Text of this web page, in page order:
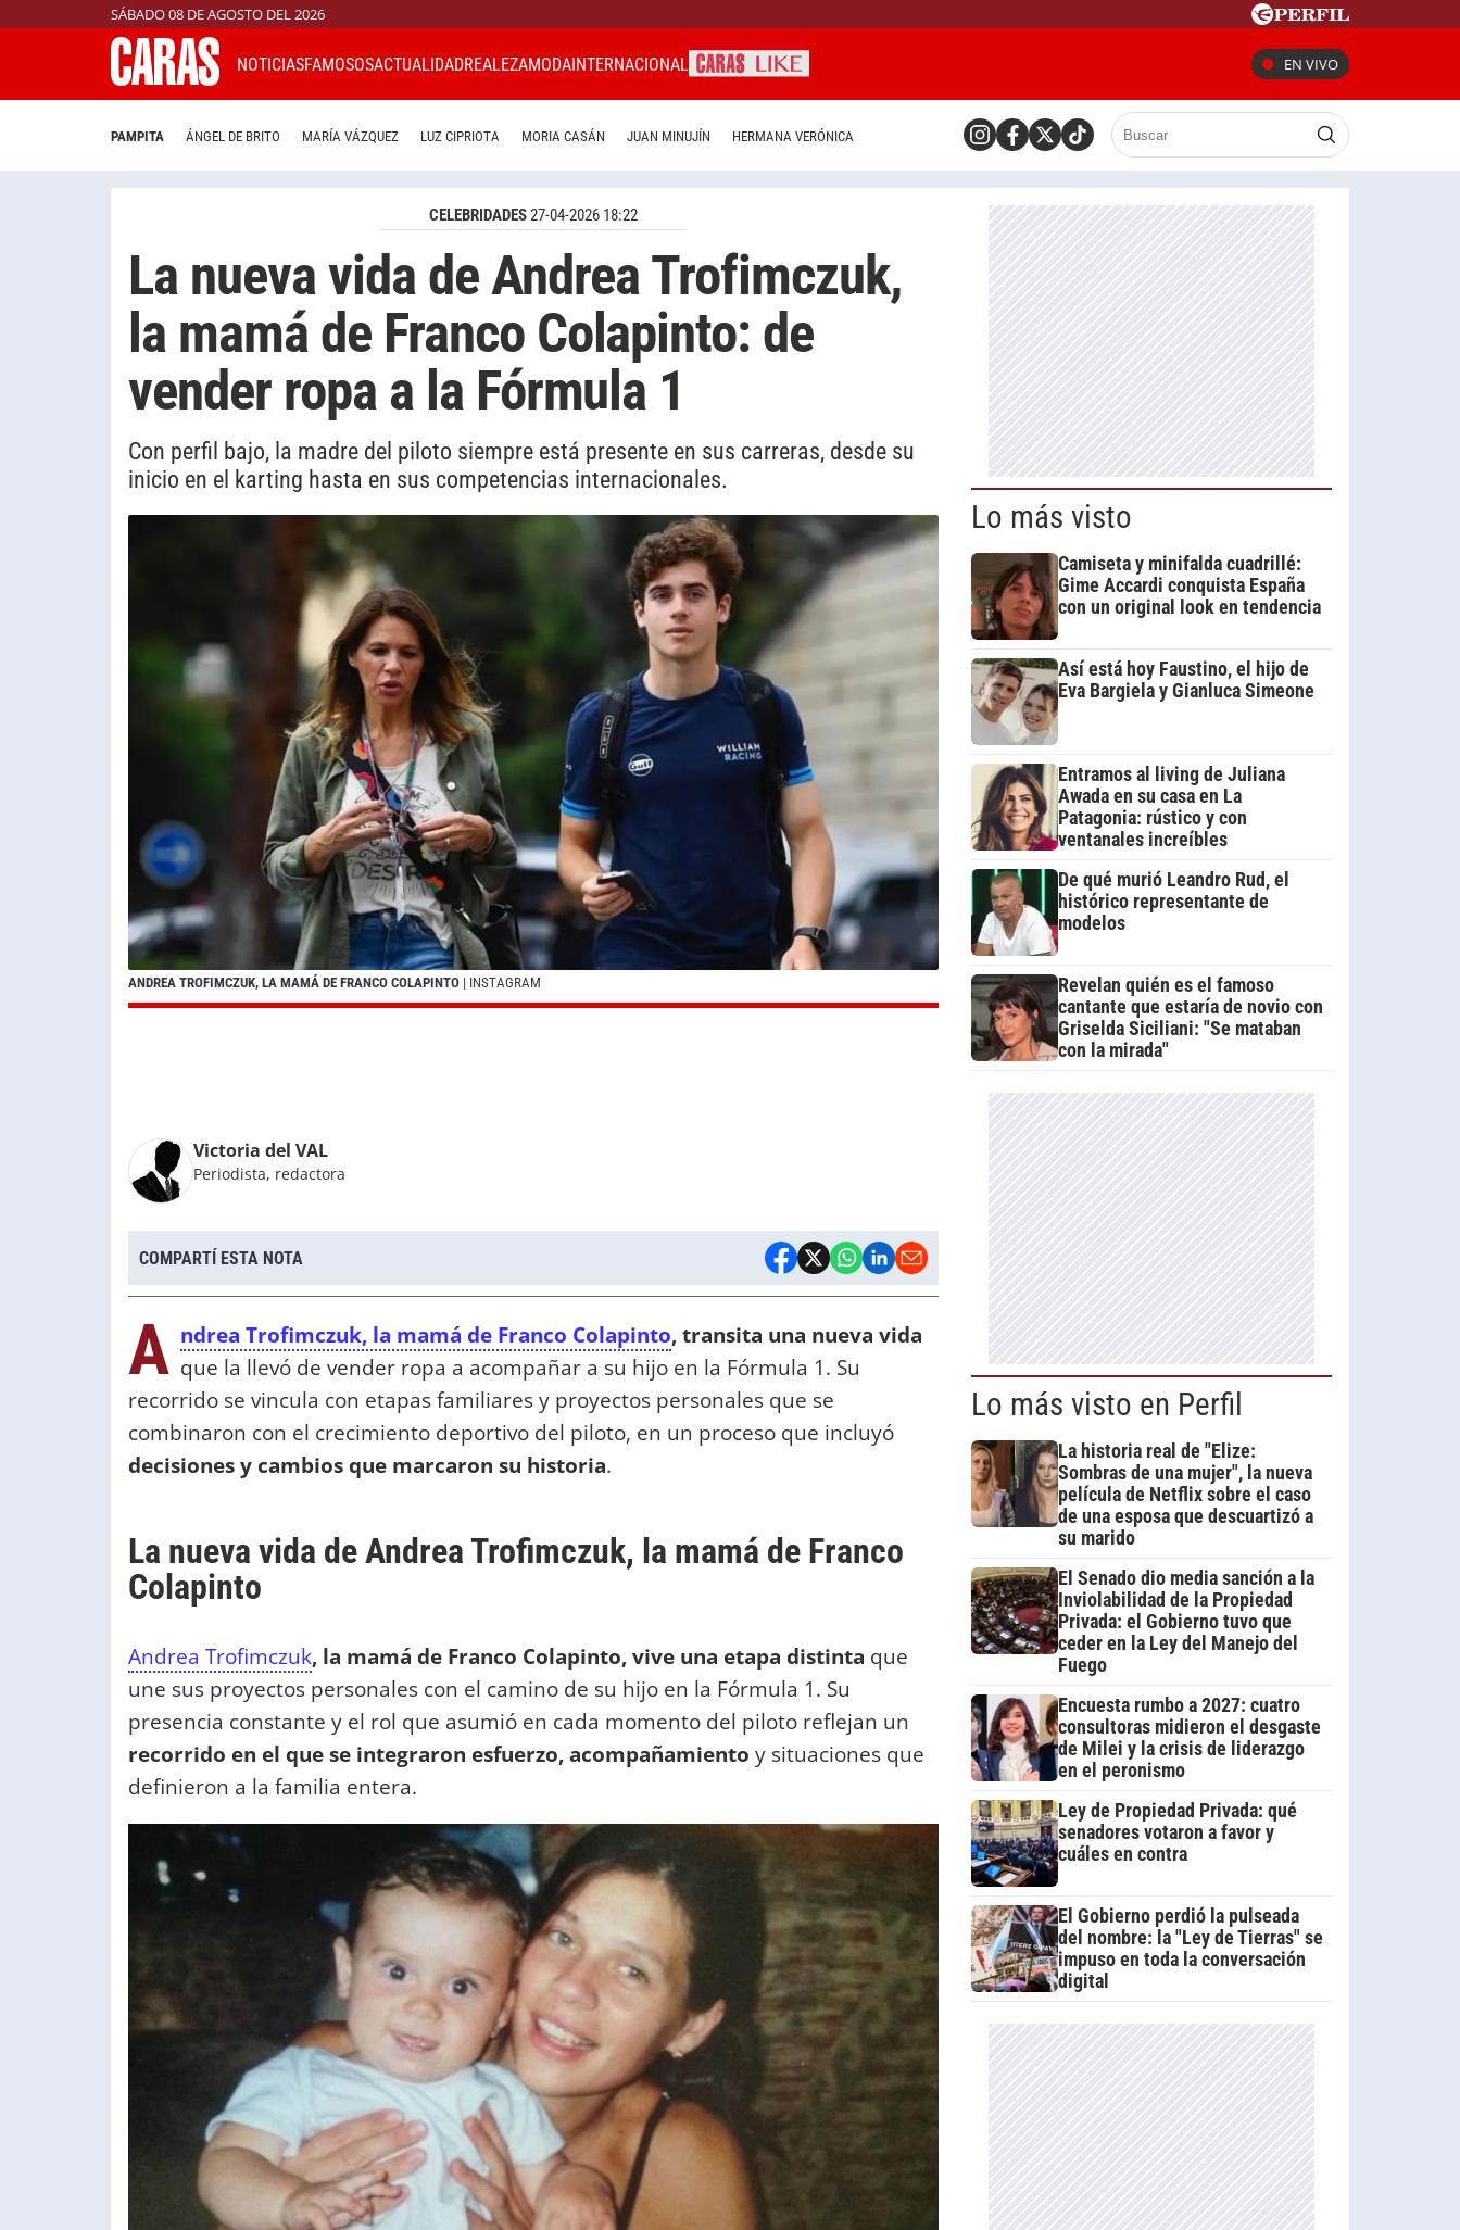
SÁBADO 08 DE AGOSTO DEL 2026
NOTICIASFAMOSOSACTUALIDADREALEZAMODAINTERNACIONAL EN VIVO
PAMPITA ÁNGEL DE BRITO MARÍA VÁZQUEZ LUZ CIPRIOTA MORIA CASÁN JUAN MINUJÍN HERMANA VERÓNICA
CELEBRIDADES27-04-2026 18:22
La nueva vida de Andrea Trofimczuk,
la mamá de Franco Colapinto: de
vender ropa a la Fórmula 1
Con perfil bajo, la madre del piloto siempre está presente en sus carreras, desde su
inicio en el karting hasta en sus competencias internacionales.
ANDREA TROFIMCZUK, LA MAMÁ DE FRANCO COLAPINTO | INSTAGRAM
Victoria del VAL
Periodista, redactora
COMPARTÍ ESTA NOTA
A ndrea Trofimczuk, la mamá de Franco Colapinto, transita una nueva vida
que la llevó de vender ropa a acompañar a su hijo en la Fórmula 1. Su
recorrido se vincula con etapas familiares y proyectos personales que se
combinaron con el crecimiento deportivo del piloto, en un proceso que incluyó
decisiones y cambios que marcaron su historia.
La nueva vida de Andrea Trofimczuk, la mamá de Franco
Colapinto
Andrea Trofimczuk, la mamá de Franco Colapinto, vive una etapa distinta que
une sus proyectos personales con el camino de su hijo en la Fórmula 1. Su
presencia constante y el rol que asumió en cada momento del piloto reflejan un
recorrido en el que se integraron esfuerzo, acompañamiento y situaciones que
definieron a la familia entera.
Lo más visto
Camiseta y minifalda cuadrillé:
Gime Accardi conquista España
con un original look en tendencia
Así está hoy Faustino, el hijo de
Eva Bargiela y Gianluca Simeone
Entramos al living de Juliana
Awada en su casa en La
Patagonia: rústico y con
ventanales increíbles
De qué murió Leandro Rud, el
histórico representante de
modelos
Revelan quién es el famoso
cantante que estaría de novio con
Griselda Siciliani: "Se mataban
con la mirada"
Lo más visto en Perfil
La historia real de "Elize:
Sombras de una mujer", la nueva
película de Netflix sobre el caso
de una esposa que descuartizó a
su marido
El Senado dio media sanción a la
Inviolabilidad de la Propiedad
Privada: el Gobierno tuvo que
ceder en la Ley del Manejo del
Fuego
Encuesta rumbo a 2027: cuatro
consultoras midieron el desgaste
de Milei y la crisis de liderazgo
en el peronismo
Ley de Propiedad Privada: qué
senadores votaron a favor y
cuáles en contra
El Gobierno perdió la pulseada
del nombre: la "Ley de Tierras" se
impuso en toda la conversación
digital